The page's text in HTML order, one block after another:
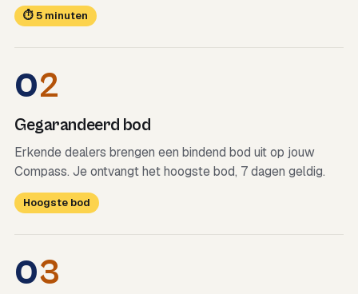
⏱ 5 minuten
02
Gegarandeerd bod
Erkende dealers brengen een bindend bod uit op jouw
Compass. Je ontvangt het hoogste bod, 7 dagen geldig.
Hoogste bod
03